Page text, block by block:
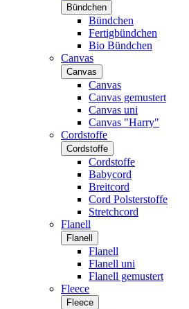
Bündchen
Bündchen
Fertigbündchen
Bio Bündchen
Canvas
Canvas
Canvas
Canvas gemustert
Canvas uni
Canvas "Harry"
Cordstoffe
Cordstoffe
Cordstoffe
Babycord
Breitcord
Cord Polsterstoffe
Stretchcord
Flanell
Flanell
Flanell
Flanell uni
Flanell gemustert
Fleece
Fleece